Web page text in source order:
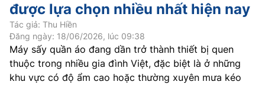
được lựa chọn nhiều nhất hiện nay
Tác giả: Thu Hiền
Đăng ngày: 18/06/2026, lúc 09:38
Máy sấy quần áo đang dần trở thành thiết bị quen
thuộc trong nhiều gia đình Việt, đặc biệt là ở những
khu vực có độ ẩm cao hoặc thường xuyên mưa kéo